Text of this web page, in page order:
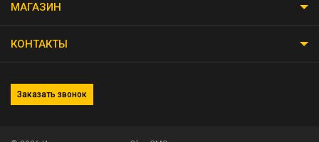
МАГАЗИН
КОНТАКТЫ
Заказать звонок